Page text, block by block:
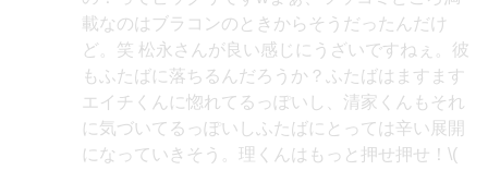
載なのはブラコンのときからそうだったんだけ
ど。笑 松永さんが良い感じにうざいですねぇ。彼
もふたばに落ちるんだろうか？ふたばはますます
エイチくんに惚れてるっぽいし、清家くんもそれ
に気づいてるっぽいしふたばにとっては辛い展開
になっていきそう。理くんはもっと押せ押せ！\(